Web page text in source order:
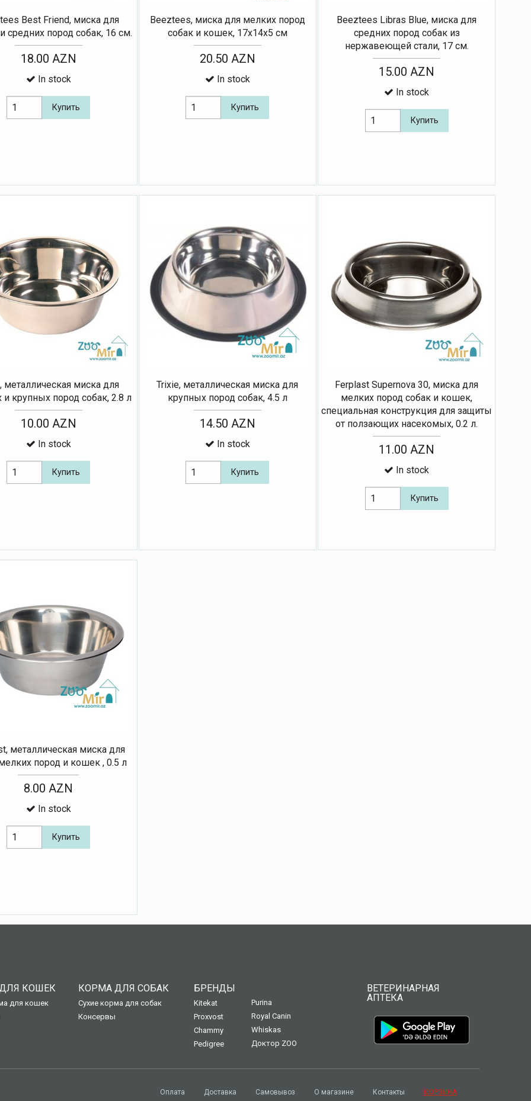
Best Friend, миска для
средних пород собак, 16 см.
18.00 AZN
In stock
Купить
Beeztees, миска для мелких пород
собак и кошек, 17х14х5 см
20.50 AZN
In stock
Купить
Beeztees Libras Blue, миска для
средних пород собак из
нержавеющей стали, 17 см.
15.00 AZN
In stock
Купить
металлическая миска для
и крупных пород собак, 2.8 л
10.00 AZN
In stock
Купить
Trixie, металлическая миска для
крупных пород собак, 4.5 л
14.50 AZN
In stock
Купить
Ferplast Supernova 30, миска для
мелких пород собак и кошек,
специальная конструкция для защиты
от ползающих насекомых, 0.2 л.
11.00 AZN
In stock
Купить
металлическая миска для
пород и кошек , 0.5 л
8.00 AZN
In stock
Купить
КОШЕК
для кошек
КОРМА ДЛЯ СОБАК
Сухие корма для собак
Консервы
БРЕНДЫ
Kitekat
Proxvost
Chammy
Pedigree
Purina
Royal Canin
Whiskas
Доктор ZOO
ВЕТЕРИНАРНАЯ
АПТЕКА
Оплата Доставка Самовывоз О магазине Контакты КОРЗИНА